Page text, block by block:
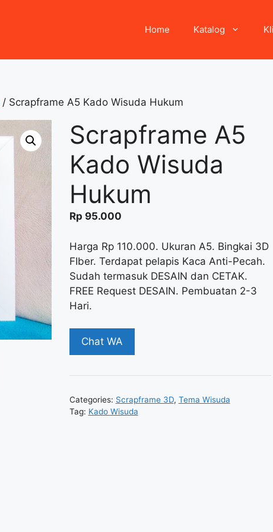
Home Katalog
/ Scrapframe A5 Kado Wisuda Hukum
Scrapframe A5
Kado Wisuda
Hukum
Rp 95.000
Harga Rp 110.000. Ukuran A5. Bingkai 3D
FIber. Terdapat pelapis Kaca Anti-Pecah.
Sudah termasuk DESAIN dan CETAK.
FREE Request DESAIN. Pembuatan 2-3
Hari.
Chat WA
Categories: Scrapframe 3D, Tema Wisuda
Tag: Kado Wisuda